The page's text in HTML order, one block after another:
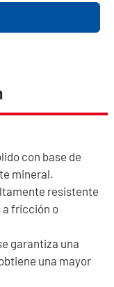
con base de
mineral.
resistente
a fricción o
garantiza una
una mayor